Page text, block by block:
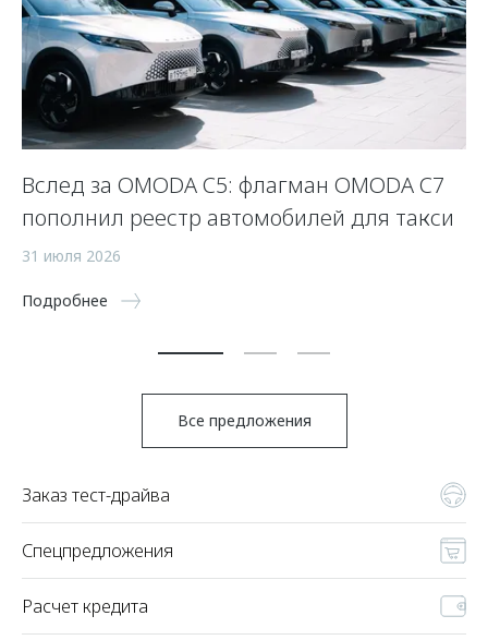
Вслед за OMODA C5: флагман OMODA C7
пополнил реестр автомобилей для такси
31 июля 2026
Подробнее
Все предложения
Заказ тест-драйва
Спецпредложения
Расчет кредита